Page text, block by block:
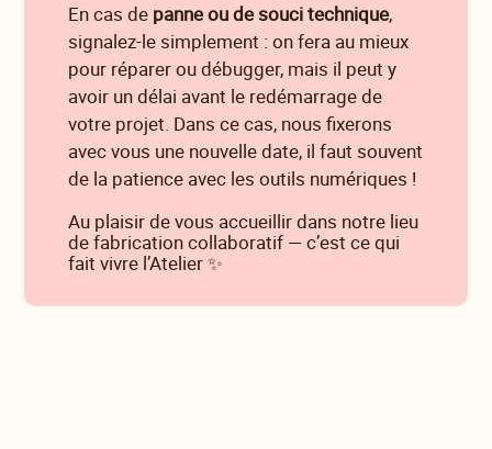
En cas de panne ou de souci technique,
signalez-le simplement : on fera au mieux
pour réparer ou débugger, mais il peut y
avoir un délai avant le redémarrage de
votre projet. Dans ce cas, nous fixerons
avec vous une nouvelle date, il faut souvent
de la patience avec les outils numériques !
Au plaisir de vous accueillir dans notre lieu
de fabrication collaboratif — c’est ce qui
fait vivre l’Atelier ✨